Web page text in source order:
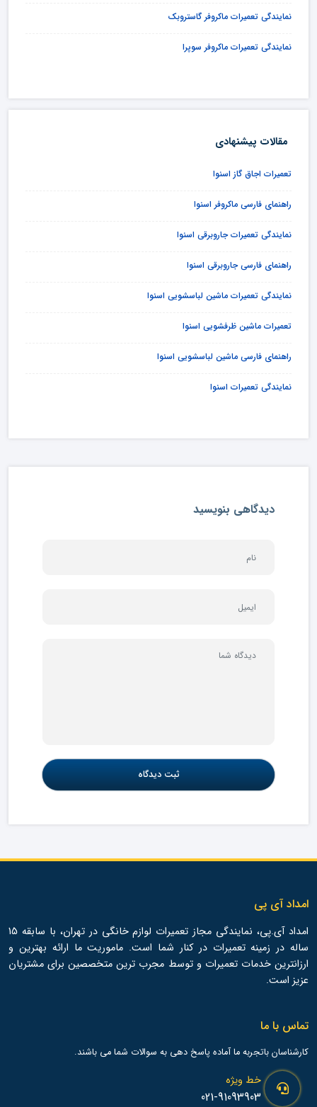
نمایندگی تعمیرات ماکروفر گاستروبک
نمایندگی تعمیرات ماکروفر سوپرا
مقالات پیشنهادی
تعمیرات اجاق گاز اسنوا
راهنمای فارسی ماکروفر اسنوا
نمایندگی تعمیرات جاروبرقی اسنوا
راهنمای فارسی جاروبرقی اسنوا
نمایندگی تعمیرات ماشین لباسشویی اسنوا
تعمیرات ماشین ظرفشویی اسنوا
راهنمای فارسی ماشین لباسشویی اسنوا
نمایندگی تعمیرات اسنوا
دیدگاهی بنویسید
امداد آی پی
امداد آی.پی، نمایندگی مجاز تعمیرات لوازم خانگی در تهران، با سابقه 15
ساله در زمینه تعمیرات در کنار شما است. ماموریت ما ارائه بهترین و
ارزانترین خدمات تعمیرات و توسط مجرب ترین متخصصین برای مشتریان
عزیز است.
تماس با ما
کارشناسان باتجربه ما آماده پاسخ دهی به سوالات شما می باشند.
خط ویژه
021-91093903